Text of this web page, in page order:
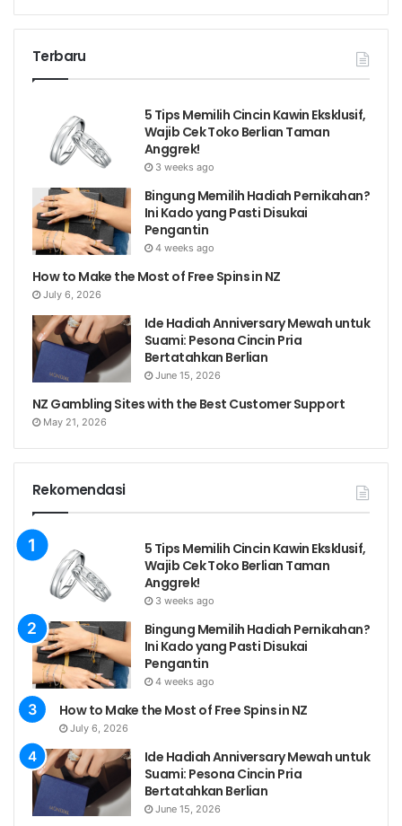
Terbaru
5 Tips Memilih Cincin Kawin Eksklusif,
Wajib Cek Toko Berlian Taman
Anggrek!
3 weeks ago
Bingung Memilih Hadiah Pernikahan?
Ini Kado yang Pasti Disukai
Pengantin
4 weeks ago
How to Make the Most of Free Spins in NZ
July 6, 2026
Ide Hadiah Anniversary Mewah untuk
Suami: Pesona Cincin Pria
Bertatahkan Berlian
June 15, 2026
NZ Gambling Sites with the Best Customer Support
May 21, 2026
Rekomendasi
5 Tips Memilih Cincin Kawin Eksklusif,
Wajib Cek Toko Berlian Taman
Anggrek!
3 weeks ago
Bingung Memilih Hadiah Pernikahan?
Ini Kado yang Pasti Disukai
Pengantin
4 weeks ago
How to Make the Most of Free Spins in NZ
July 6, 2026
Ide Hadiah Anniversary Mewah untuk
Suami: Pesona Cincin Pria
Bertatahkan Berlian
June 15, 2026